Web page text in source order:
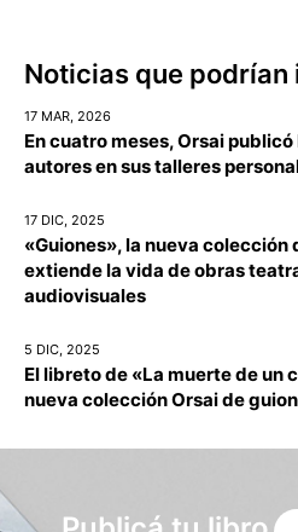
Noticias que
17 MAR, 2026
En cuatro meses, Orsai
autores en sus talleres
17 DIC, 2025
«Guiones», la nueva colección
extiende la vida de obras
audiovisuales
5 DIC, 2025
El libreto de «La muerte de un
nueva colección Orsai de